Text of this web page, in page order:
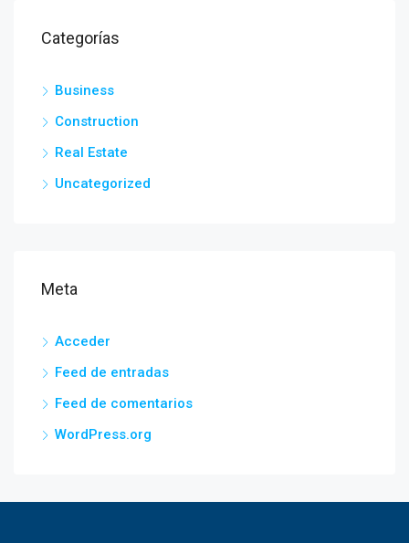
Categorías
Business
Construction
Real Estate
Uncategorized
Meta
Acceder
Feed de entradas
Feed de comentarios
WordPress.org